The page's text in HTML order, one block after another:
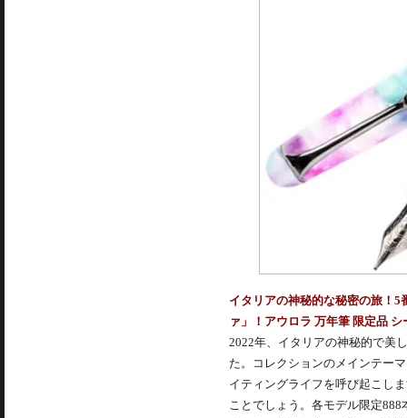
イタリアの神秘的な秘密の旅！
ァ」！アウロラ 万年筆 限定品
2022年、イタリアの神秘的で美
た。コレクションのメインテー
イティングライフを呼び起こし
ことでしょう。各モデル限定888